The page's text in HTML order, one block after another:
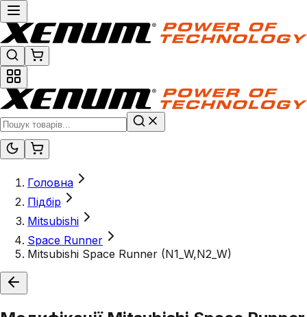
Головна
Підбір
Mitsubishi
Space Runner
Mitsubishi Space Runner (N1_W,N2_W)